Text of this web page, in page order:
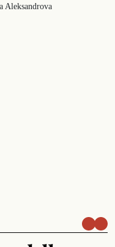
Aleksandrova